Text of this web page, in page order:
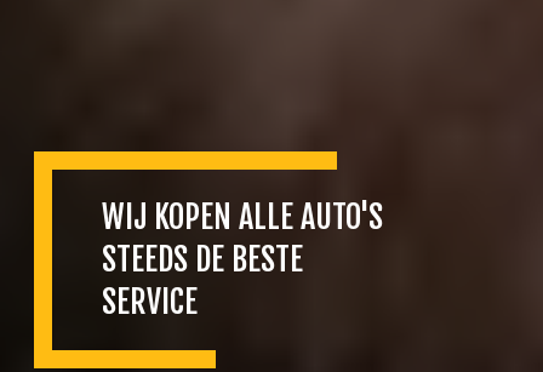
WIJ KOPEN ALLE AUTO'S
STEEDS DE BESTE
SERVICE